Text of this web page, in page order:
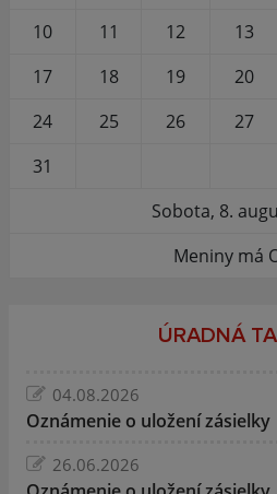
10
11 12 13
17
18 19 20
24
25 26 27
31
Sobota, 8.
Meniny má
ÚRADNÁ
04.08.2026
Oznámenie o uložení zásielky
26.06.2026